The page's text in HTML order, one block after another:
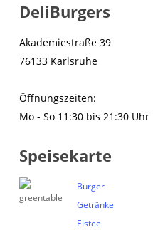
DeliBurgers
Akademiestraße 39
76133 Karlsruhe
Öffnungszeiten:
Mo - So 11:30 bis 21:30 Uhr
Speisekarte
Burger
Getränke
Eistee